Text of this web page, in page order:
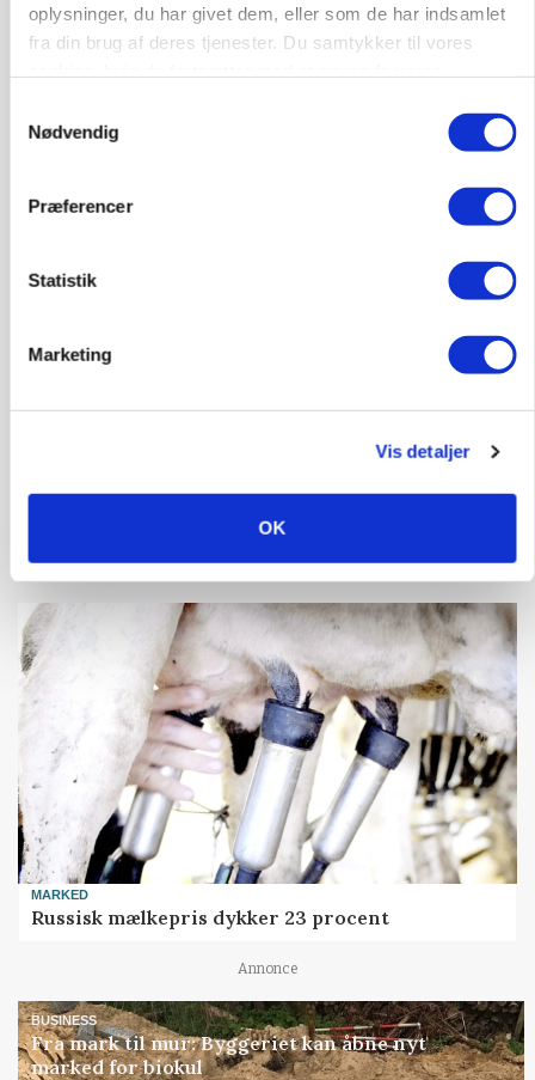
oplysninger, du har givet dem, eller som de har indsamlet
fra din brug af deres tjenester. Du samtykker til vores
Nødvendig
Præferencer
Statistik
Marketing
Vis detaljer
OK
presser markedet
Ejer eller medejer? Nyt tv-format udfordrer
landbrugets ejerstruktur
MARKED
Russisk mælkepris dykker 23 procent
Annonce
BUSINESS
Fra mark til mur: Byggeriet kan åbne nyt
marked for biokul